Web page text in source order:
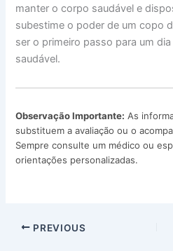
manter o corpo saudável e
subestime o poder de um copo
ser o primeiro passo para um
saudável.
Observação Importante: As
substituem a avaliação ou o
Sempre consulte um médico ou
orientações personalizadas.
PREVIOUS